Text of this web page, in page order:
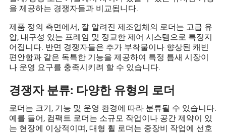
을 제공하는 경쟁자들과 비교됩니다.
제품 정의 측면에서, 잘 알려진 제조업체의 로더는 고급 유
압, 내구성 있는 프레임 및 정교한 제어 시스템으로 특징지
어집니다. 반면 경쟁자들은 추가 부착물이나 향상된 캐빈
편안함과 같은 독특한 기능을 제공하여 특정 틈새 시장이
나 운영 요구를 충족시키려 할 수 있습니다.
경쟁자 분류: 다양한 유형의 로더
로더는 크기, 기능 및 운영 환경에 따라 분류될 수 있습니다.
예를 들어, 컴팩트 로더는 소규모 작업이나 공간 제약이 있
는 현장에 이상적이며, 대형 휠 로더는 중장비 작업에 선호